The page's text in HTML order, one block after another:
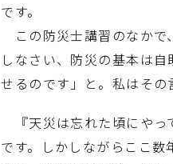
です。
この防災士講習のなかで
しなさい、防災の基本は
せるのです」と。私はその
『天災は忘れた頃にやっ
です。しかしながらここ